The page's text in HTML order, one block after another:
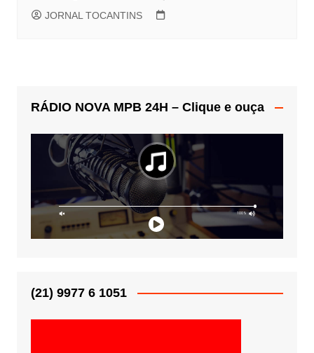
JORNAL TOCANTINS
RÁDIO NOVA MPB 24H – Clique e ouça
(21) 9977 6 1051